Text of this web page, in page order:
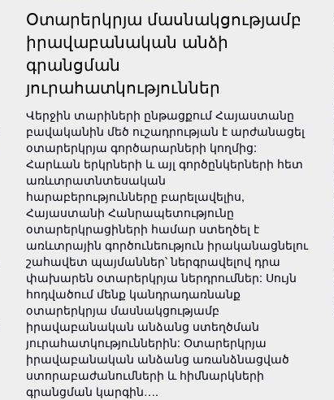
Օտարերկրյա մասնակցությամբ
իրավաբանական անձի
գրանցման
յուրահատկություններ
Վերջին տարիների ընթացքում Հայաստանը
բավականին մեծ ուշադրության է արժանացել
օտարերկրյա գործարարների կողմից:
Հարևան երկրների և այլ գործընկերների հետ
առևտրատնտեսական
հարաբերությունները բարելավելիս,
Հայաստանի Հանրապետությունը
օտարերկրացիների համար ստեղծել է
առևտրային գործունեություն իրականացնելու
շահավետ պայմաններ՝ ներգրավելով դրա
փախարեն օտարերկրյա ներդրումներ: Սույն
հոդվածում մենք կանդրադառնանք
օտարերկրյա մասնակցությամբ
իրավաբանական անձանց ստեղծման
յուրահատկություններին: Օտարերկրյա
իրավաբանական անձանց առանձնացված
ստորաբաժանումների և հիմնարկների
գրանցման կարգին….